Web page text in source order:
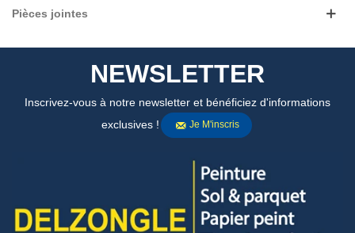
Pièces jointes
NEWSLETTER
Inscrivez-vous à notre newsletter et bénéficiez d'informations
exclusives !
Je M'inscris